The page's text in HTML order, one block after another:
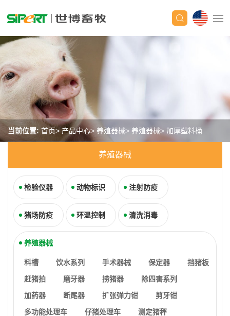
当前位置: 首页 产品中心 养殖器械 养殖器械 加厚塑料桶
养殖器械
检验仪器 动物标识 注射防疫
猪场防疫 环温控制 清洗消毒
养殖器械
料槽 饮水系列 手术器械 保定器
挡猪板
赶猪拍
磨牙器 捞猪器
除四害系列
加药器
断尾器 扩张弹力钳
剪牙钳
多功能处理车
仔猪处理车
测定猪秤